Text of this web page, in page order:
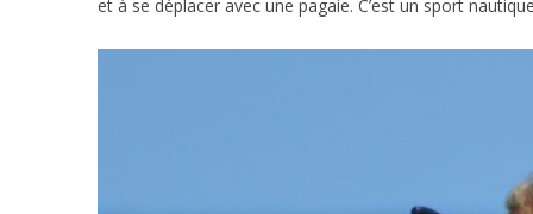
et à se déplacer avec une pagaie. C’est un sport